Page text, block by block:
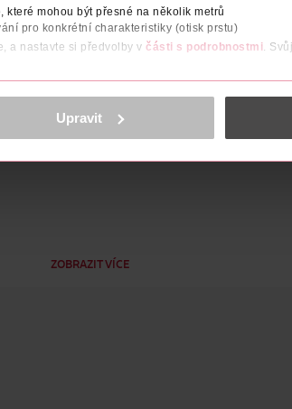
mohou být přesné na několik metrů
pro konkrétní charakteristiky (otisk prstu)
a nastavte si předvolby v části s podrobnostmi.
sociálních médií, analýze návštěvnosti, které
Upravit
vyhlazené rty a jejich plnější vzhled.
a textura zůstává bez rozpíjení na svém
ZOBRAZIT VÍCE